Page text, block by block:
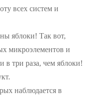
всех систем и
яблоки! Так вот,
микроэлементов и
в три раза, чем яблоки!
наблюдается в